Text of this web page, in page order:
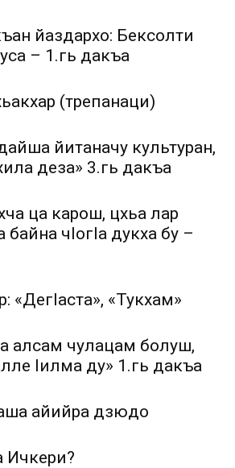
йаздархо: Бексолти
– 1.гь дакъа
(трепанаци)
йитаначу культуран,
деза» 3.гь дакъа
ца карош, цхьа лар
байна чIогIа дукха бу –
«Тукхам»
алсам чулацам болуш,
Iилма ду» 1.гь дакъа
айийра дзюдо
Ичкери?